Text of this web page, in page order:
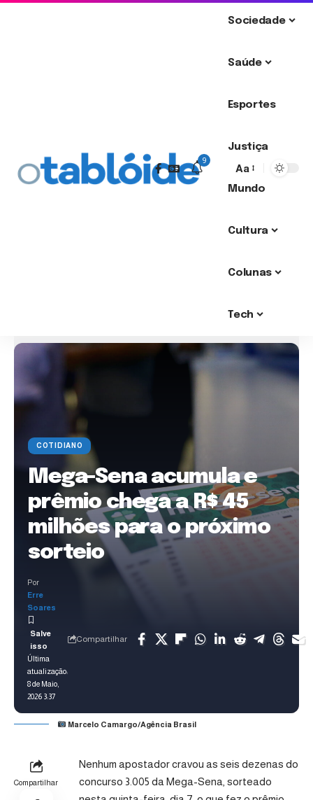
Sociedade
Saúde
Esportes
Justiça
Mundo
Cultura
Colunas
Tech
9
Aa
COTIDIANO
Mega-Sena acumula e
prêmio chega a R$ 45
milhões para o próximo
sorteio
Última
atualização:
8 de Maio,
2026 3:37
Por
Erre
Soares
Compartilhar
Marcelo Camargo/Agência Brasil
Compartilhar
Nenhum apostador cravou as seis dezenas do
concurso 3.005 da Mega-Sena, sorteado